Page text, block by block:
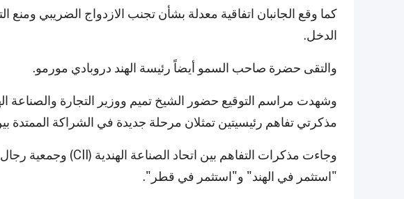
كما وقع الجانبان اتفاقية معدلة بشأن تجنب الازدواج الضريبي ومنع
الدخل.
والتقى حضرة صاحب السمو أيضاً رئيسة الهند دروبادي مورمو.
وشهدت مراسم التوقيع حضور الشيخ تميم ووزير التجارة والصناعة
مذكرتي تفاهم رئيسيتين تمثلان مرحلة جديدة في الشراكة الممتدة
"استثمر في الهند" و"استثمر في قطر".